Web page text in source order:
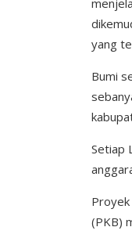
yang
Bumi
Setiap
(PKB)